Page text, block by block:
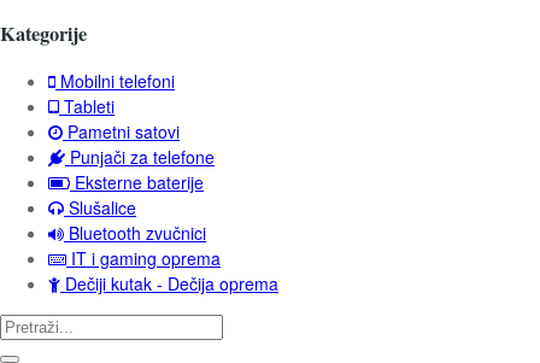
Kategorije
Mobilni telefoni
Tableti
Pametni satovi
Punjači za telefone
Eksterne baterije
Slušalice
Bluetooth zvučnici
IT i gaming oprema
Dečiji kutak - Dečija oprema